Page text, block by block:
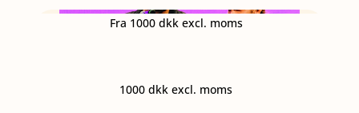
Fra 1000 dkk excl. moms
1000 dkk excl. moms